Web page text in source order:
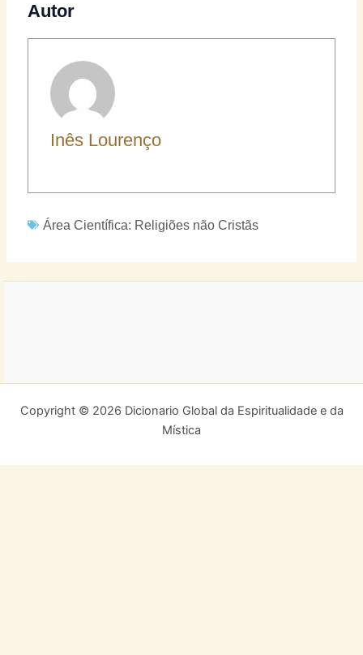
Autor
Inês Lourenço
Área Científica: Religiões não Cristãs
Copyright © 2026 Dicionario Global da Espiritualidade e da
Mística